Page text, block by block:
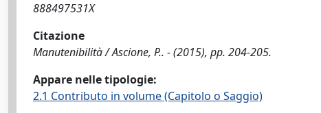
888497531X
Citazione
Manutenibilità / Ascione, P.. - (2015), pp. 204-205.
Appare nelle tipologie:
2.1 Contributo in volume (Capitolo o Saggio)